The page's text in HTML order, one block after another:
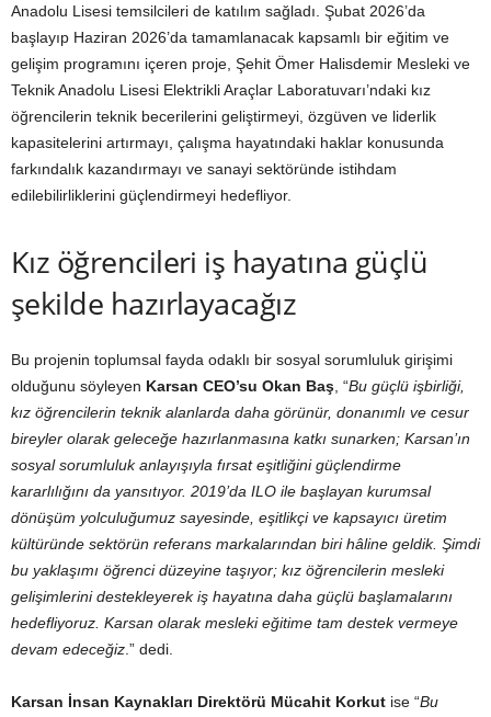
Anadolu Lisesi temsilcileri de katılım sağladı. Şubat 2026’da
başlayıp Haziran 2026’da tamamlanacak kapsamlı bir eğitim ve
gelişim programını içeren proje, Şehit Ömer Halisdemir Mesleki ve
Teknik Anadolu Lisesi Elektrikli Araçlar Laboratuvarı’ndaki kız
öğrencilerin teknik becerilerini geliştirmeyi, özgüven ve liderlik
kapasitelerini artırmayı, çalışma hayatındaki haklar konusunda
farkındalık kazandırmayı ve sanayi sektöründe istihdam
edilebilirliklerini güçlendirmeyi hedefliyor.
Kız öğrencileri iş hayatına güçlü
şekilde hazırlayacağız
Bu projenin toplumsal fayda odaklı bir sosyal sorumluluk girişimi
olduğunu söyleyen Karsan CEO’su Okan Baş , “Bu güçlü işbirliği,
kız öğrencilerin teknik alanlarda daha görünür, donanımlı ve cesur
bireyler olarak geleceğe hazırlanmasına katkı sunarken; Karsan’ın
sosyal sorumluluk anlayışıyla fırsat eşitliğini güçlendirme
kararlılığını da yansıtıyor. 2019’da ILO ile başlayan kurumsal
dönüşüm yolculuğumuz sayesinde, eşitlikçi ve kapsayıcı üretim
kültüründe sektörün referans markalarından biri hâline geldik. Şimdi
bu yaklaşımı öğrenci düzeyine taşıyor; kız öğrencilerin mesleki
gelişimlerini destekleyerek iş hayatına daha güçlü başlamalarını
hedefliyoruz. Karsan olarak mesleki eğitime tam destek vermeye
devam edeceğiz .” dedi.
Karsan İnsan Kaynakları Direktörü Mücahit Korkut ise “Bu